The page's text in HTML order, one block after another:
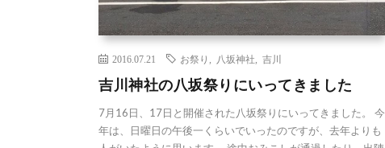
2016.07.21 お祭り 八坂神社 吉川
吉川神社の八坂祭りにいってきました
7月16日、17日と開催された八坂祭りにいってきました。 今
年は、日曜日の午後一くらいでいったのですが、去年よりも